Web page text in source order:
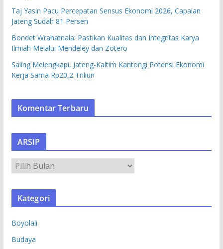
Taj Yasin Pacu Percepatan Sensus Ekonomi 2026, Capaian
Jateng Sudah 81 Persen
Bondet Wrahatnala: Pastikan Kualitas dan Integritas Karya
Ilmiah Melalui Mendeley dan Zotero
Saling Melengkapi, Jateng-Kaltim Kantongi Potensi Ekonomi
Kerja Sama Rp20,2 Triliun
Komentar Terbaru
ARSIP
R
S
Kategori
Boyolali
Budaya